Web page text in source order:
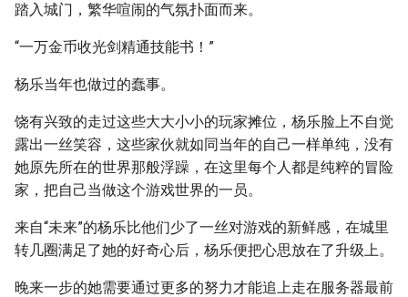
踏入城门，繁华喧闹的气氛扑面而来。
“一万金币收光剑精通技能书！”
杨乐当年也做过的蠢事。
饶有兴致的走过这些大大小小的玩家摊位，杨乐脸上不自觉
露出一丝笑容，这些家伙就如同当年的自己一样单纯，没有
她原先所在的世界那般浮躁，在这里每个人都是纯粹的冒险
家，把自己当做这个游戏世界的一员。
来自“未来”的杨乐比他们少了一丝对游戏的新鲜感，在城里
转几圈满足了她的好奇心后，杨乐便把心思放在了升级上。
晚来一步的她需要通过更多的努力才能追上走在服务器最前